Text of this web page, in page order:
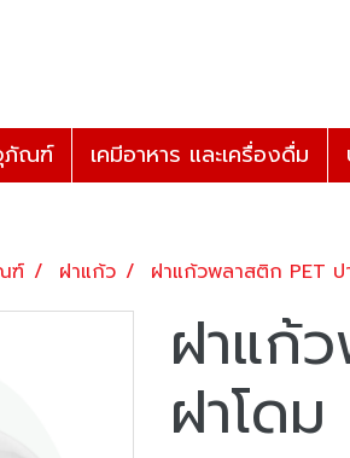
ภัณฑ์ เคมีอาหาร และเครื่องดื่ม
ฑ์ ฝาแก้ว ฝาแก้วพลาสติก PET
ฝาแก้
ฝาโดม